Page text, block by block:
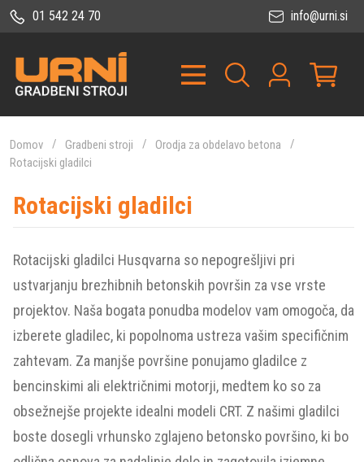
01 542 24 70 info@urni.si
Domov Gradbeni stroji
Orodja za obdelavo betona
Rotacijski gladilci
Rotacijski gladilci
Rotacijski gladilci Husqvarna so nepogrešljivi pri
ustvarjanju brezhibnih betonskih površin za vse vrste
projektov. Naša bogata ponudba modelov vam omogoča, da
izberete gladilec, ki popolnoma ustreza vašim specifičnim
zahtevam. Za manjše površine ponujamo gladilce z
bencinskimi ali električnimi motorji, medtem ko so za
obsežnejše projekte idealni modeli CRT. Z našimi gladilci
boste dosegli vrhunsko zglajeno betonsko površino, ki bo